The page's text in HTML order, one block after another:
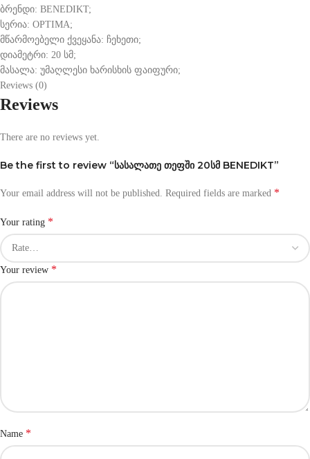
ბრენდი: BENEDIKT;
სერია: OPTIMA;
მწარმოებელი ქვეყანა: ჩეხეთი;
დიამეტრი: 20 სმ;
მასალა: უმაღლესი ხარისხის ფაიფური;
Reviews (0)
Reviews
There are no reviews yet.
Be the first to review “სასალათე თეფში 20სმ BENEDIKT”
Your email address will not be published. Required fields are marked *
Your rating *
Your review *
Name *